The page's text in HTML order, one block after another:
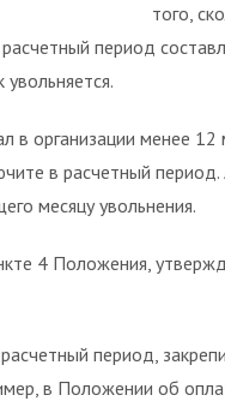
того,
период
в организации менее
в расчетный
месяцу увольнения.
4 Положения,
период,
в Положении об